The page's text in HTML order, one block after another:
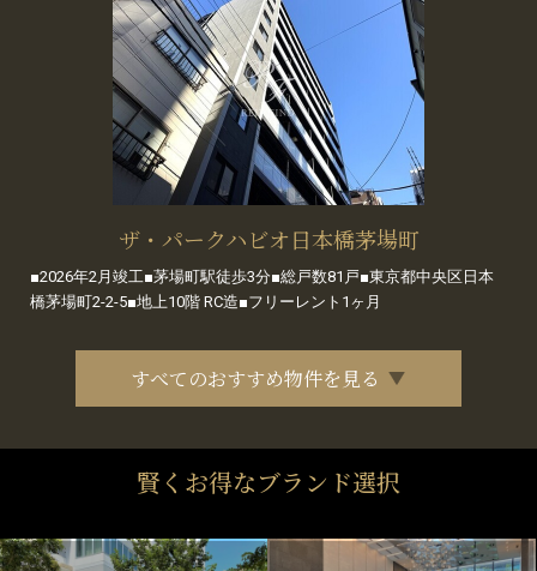
ザ・パークハビオ日本橋茅場町
■2026年2月竣工■茅場町駅徒歩3分■総戸数81戸■東京都中央区日本
橋茅場町2-2-5■地上10階 RC造■フリーレント1ヶ月
すべてのおすすめ物件を見る
賢くお得なブランド選択